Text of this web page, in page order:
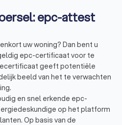
epc-attest
uw woning? Dan bent u
epc-certificaat voor te
geeft potentiële
beeld van het te verwachten
en snel erkende epc-
op het platform
Op basis van de